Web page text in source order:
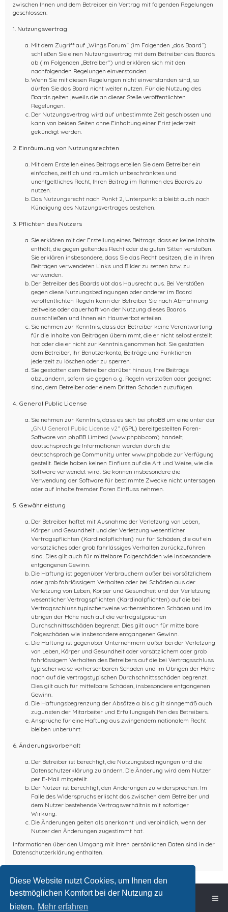
Diese Website nutzt Cookies, um Ihnen den
bestmöglichen Komfort bei der Nutzung zu
bieten. Mehr erfahren
zwischen Ihnen und dem Betreiber ein Vertrag mit folgenden Regelungen
geschlossen:
1. Nutzungsvertrag
Mit dem Zugriff auf „Wings Forum“ (im Folgenden „das Board“)
schließen Sie einen Nutzungsvertrag mit dem Betreiber des Boards
ab (im Folgenden „Betreiber“) und erklären sich mit den
nachfolgenden Regelungen einverstanden.
Wenn Sie mit diesen Regelungen nicht einverstanden sind, so
dürfen Sie das Board nicht weiter nutzen. Für die Nutzung des
Boards gelten jeweils die an dieser Stelle veröffentlichten
Regelungen.
Der Nutzungsvertrag wird auf unbestimmte Zeit geschlossen und
kann von beiden Seiten ohne Einhaltung einer Frist jederzeit
gekündigt werden.
2. Einräumung von Nutzungsrechten
Mit dem Erstellen eines Beitrags erteilen Sie dem Betreiber ein
einfaches, zeitlich und räumlich unbeschränktes und
unentgeltliches Recht, Ihren Beitrag im Rahmen des Boards zu
nutzen.
Das Nutzungsrecht nach Punkt 2, Unterpunkt a bleibt auch nach
Kündigung des Nutzungsvertrages bestehen.
3. Pflichten des Nutzers
Sie erklären mit der Erstellung eines Beitrags, dass er keine Inhalte
enthält, die gegen geltendes Recht oder die guten Sitten verstoßen.
Sie erklären insbesondere, dass Sie das Recht besitzen, die in Ihren
Beiträgen verwendeten Links und Bilder zu setzen bzw. zu
verwenden.
Der Betreiber des Boards übt das Hausrecht aus. Bei Verstößen
gegen diese Nutzungsbedingungen oder anderer im Board
veröffentlichten Regeln kann der Betreiber Sie nach Abmahnung
zeitweise oder dauerhaft von der Nutzung dieses Boards
ausschließen und Ihnen ein Hausverbot erteilen.
Sie nehmen zur Kenntnis, dass der Betreiber keine Verantwortung
für die Inhalte von Beiträgen übernimmt, die er nicht selbst erstellt
hat oder die er nicht zur Kenntnis genommen hat. Sie gestatten
dem Betreiber, Ihr Benutzerkonto, Beiträge und Funktionen
jederzeit zu löschen oder zu sperren.
Sie gestatten dem Betreiber darüber hinaus, Ihre Beiträge
abzuändern, sofern sie gegen o. g. Regeln verstoßen oder geeignet
sind, dem Betreiber oder einem Dritten Schaden zuzufügen.
4. General Public License
Sie nehmen zur Kenntnis, dass es sich bei phpBB um eine unter der
GNU General Public License v2“ (GPL) bereitgestellten Foren-
Software von phpBB Limited (www.phpbb.com) handelt;
deutschsprachige Informationen werden durch die
deutschsprachige Community unter www.phpbb.de zur Verfügung
gestellt. Beide haben keinen Einfluss auf die Art und Weise, wie die
Software verwendet wird. Sie können insbesondere die
Verwendung der Software für bestimmte Zwecke nicht untersagen
oder auf Inhalte fremder Foren Einfluss nehmen.
5. Gewährleistung
Der Betreiber haftet mit Ausnahme der Verletzung von Leben,
Körper und Gesundheit und der Verletzung wesentlicher
Vertragspflichten (Kardinalpflichten) nur für Schäden, die auf ein
vorsätzliches oder grob fahrlässiges Verhalten zurückzuführen
sind. Dies gilt auch für mittelbare Folgeschäden wie insbesondere
entgangenen Gewinn.
Die Haftung ist gegenüber Verbrauchern außer bei vorsätzlichem
oder grob fahrlässigem Verhalten oder bei Schäden aus der
Verletzung von Leben, Körper und Gesundheit und der Verletzung
wesentlicher Vertragspflichten (Kardinalpflichten) auf die bei
Vertragsschluss typischerweise vorhersehbaren Schäden und im
übrigen der Höhe nach auf die vertragstypischen
Durchschnittsschäden begrenzt. Dies gilt auch für mittelbare
Folgeschäden wie insbesondere entgangenen Gewinn.
Die Haftung ist gegenüber Unternehmern außer bei der Verletzung
von Leben, Körper und Gesundheit oder vorsätzlichem oder grob
fahrlässigem Verhalten des Betreibers auf die bei Vertragsschluss
typischerweise vorhersehbaren Schäden und im Übrigen der Höhe
nach auf die vertragstypischen Durchschnittsschäden begrenzt.
Dies gilt auch für mittelbare Schäden, insbesondere entgangenen
Gewinn.
Die Haftungsbegrenzung der Absätze a bis c gilt sinngemäß auch
zugunsten der Mitarbeiter und Erfüllungsgehilfen des Betreibers.
Ansprüche für eine Haftung aus zwingendem nationalem Recht
bleiben unberührt.
6. Änderungsvorbehalt
Der Betreiber ist berechtigt, die Nutzungsbedingungen und die
Datenschutzerklärung zu ändern. Die Änderung wird dem Nutzer
per E-Mail mitgeteilt.
Der Nutzer ist berechtigt, den Änderungen zu widersprechen. Im
Falle des Widerspruchs erlischt das zwischen dem Betreiber und
dem Nutzer bestehende Vertragsverhältnis mit sofortiger
Wirkung.
Die Änderungen gelten als anerkannt und verbindlich, wenn der
Nutzer den Änderungen zugestimmt hat.
Informationen über den Umgang mit Ihren persönlichen Daten sind in der
Datenschutzerklärung enthalten.
Foren-Übersicht